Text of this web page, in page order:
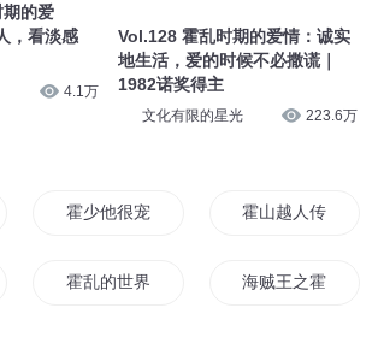
的爱
，看淡感
4.1万
Vol.128 霍乱时期的爱情：诚实
地生活，爱的时候不必撒谎｜
1982诺奖得主
文化有限的星光 223.6万
霍少他很宠 霍山越人传
霍乱的世界 海贼王之霍乱